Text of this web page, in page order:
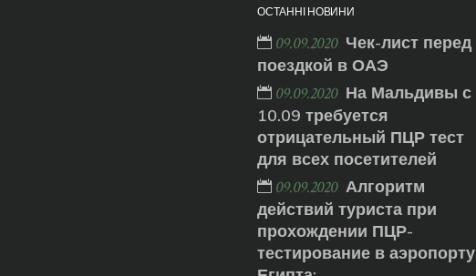
ОСТАННІ НОВИНИ
09.09.2020 Чек-лист перед
поездкой в ОАЭ
09.09.2020 На Мальдивы с
10.09 требуется
отрицательный ПЦР тест
для всех посетителей
09.09.2020 Алгоритм
действий туриста при
прохождении ПЦР-
тестирование в аэропорту